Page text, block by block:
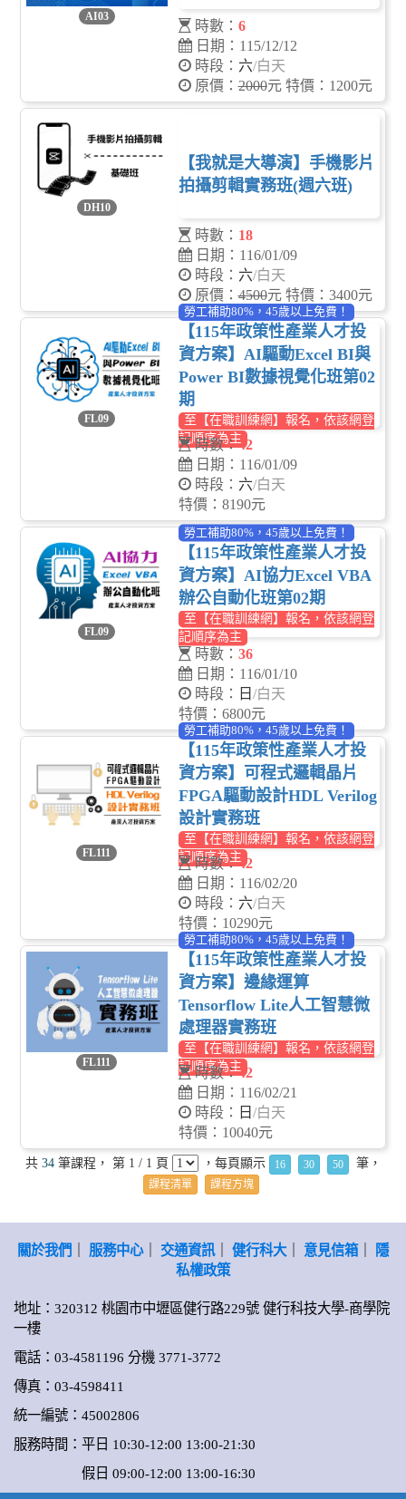
AI03
時數： 6
日期：115/12/12
時段： 六/白天
原價：2000元 特價：1200元
DH10
【我就是大導演】手機影片
拍攝剪輯實務班(週六班)
時數： 18
日期：116/01/09
時段： 六/白天
原價：4500元 特價：3400元
FL09
勞工補助80%，45歲以上免費！
【115年政策性產業人才投
資方案】AI驅動Excel BI與
Power BI數據視覺化班第02
期
至【在職訓練網】報名，依該網登
記順序為主
時數：42
日期：116/01/09
時段： 六/白天
特價：8190元
FL09
勞工補助80%，45歲以上免費！
【115年政策性產業人才投
資方案】AI協力Excel VBA
辦公自動化班第02期
至【在職訓練網】報名，依該網登
記順序為主
時數： 36
日期：116/01/10
時段：
日 /白天
特價：6800元
FL111
勞工補助80%，45歲以上免費！
【115年政策性產業人才投
資方案】可程式邏輯晶片
FPGA驅動設計HDL Verilog
設計實務班
至【在職訓練網】報名，依該網登
記順序為主
時數：42
日期：116/02/20
時段： 六/白天
特價：10290元
FL111
勞工補助80%，45歲以上免費！
【115年政策性產業人才投
資方案】邊緣運算
Tensorflow Lite人工智慧微
處理器實務班
至【在職訓練網】報名，依該網登
記順序為主
時數：42
日期：116/02/21
時段：
日 /白天
特價：10040元
共 34筆課程， 第 1 / 1 頁 ，每頁顯示 16 30 50 筆，
課程清單 課程方塊
關於我們 服務中心｜ 交通資訊｜ 健行科大｜ 意見信箱｜
隱
私權政策
地址：320312 桃園市中壢區健行路229號 健行科技大學-商學院
一樓
電話：03-4581196 分機 3771-3772
傳真：03-4598411
統一編號：45002806
服務時間：平日 10:30-12:00 13:00-21:30
假日 09:00-12:00 13:00-16:30